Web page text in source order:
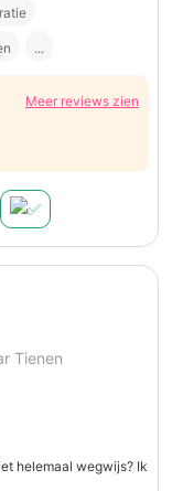
...
Meer reviews zien
Tienen
helemaal wegwijs? Ik